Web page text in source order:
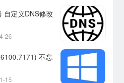
自定义DNS修改
26
不忘
15